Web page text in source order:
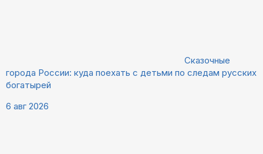
Сказочные
города России: куда поехать с детьми по следам русских
богатырей
6 авг 2026